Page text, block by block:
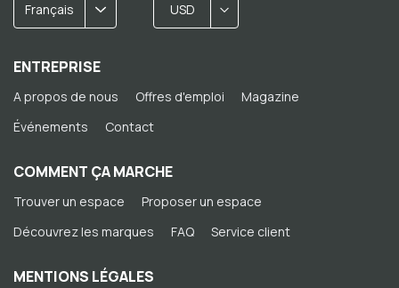
Français USD
ENTREPRISE
A propos de nous Offres d'emploi
Magazine
Événements
Contact
COMMENT ÇA MARCHE
Trouver un espace
Proposer un espace
Découvrez les marques
FAQ Service client
MENTIONS LÉGALES